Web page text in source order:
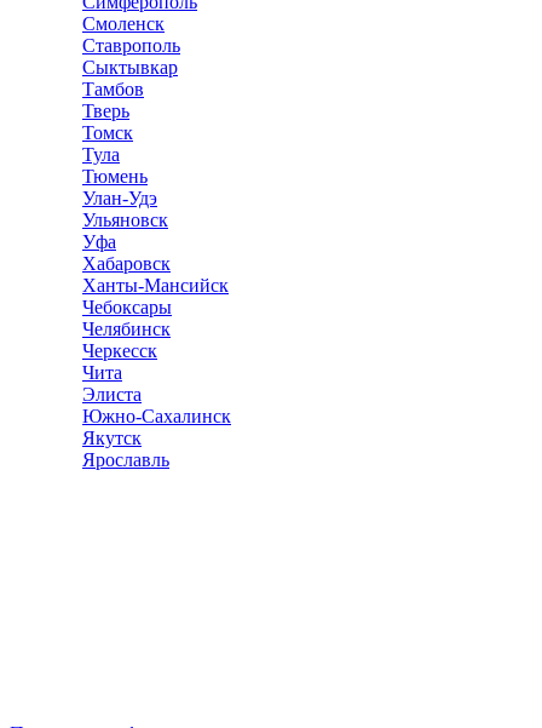
Смоленск
Ставрополь
Сыктывкар
Тамбов
Тверь
Томск
Тула
Тюмень
Улан-Удэ
Ульяновск
Уфа
Хабаровск
Ханты-Мансийск
Чебоксары
Челябинск
Черкесск
Чита
Элиста
Южно-Сахалинск
Якутск
Ярославль